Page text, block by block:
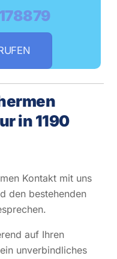
in 1190
Kontakt mit uns
den bestehenden
auf Ihren
unverbindliches